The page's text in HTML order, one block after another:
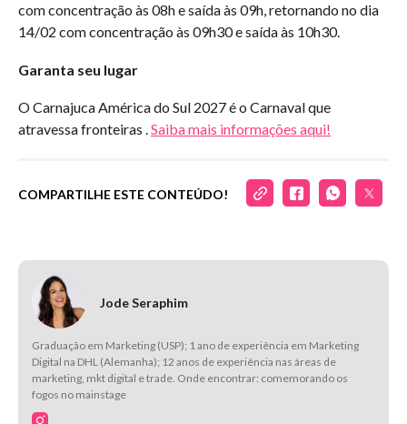
com concentração às 08h e saída às 09h, retornando no dia
14/02 com concentração às 09h30 e saída às 10h30.
Garanta seu lugar
O Carnajuca América do Sul 2027 é o Carnaval que
atravessa fronteiras .Saiba mais informações aqui!
COMPARTILHE ESTE CONTEÚDO!
Jode Seraphim
Graduação em Marketing (USP); 1 ano de experiência em Marketing
Digital na DHL (Alemanha); 12 anos de experiência nas áreas de
marketing, mkt digital e trade. Onde encontrar: comemorando os
fogos no mainstage